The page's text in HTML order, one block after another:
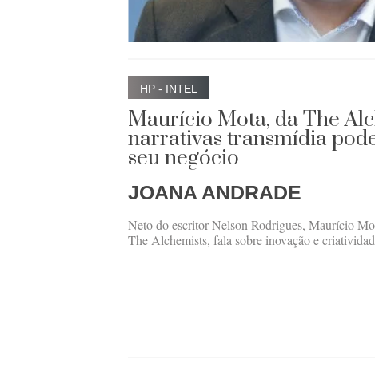
HP - INTEL
Maurício Mota, da The
narrativas transmídia
seu negócio
JOANA ANDRADE
Neto do escritor Nelson Rodrigues, Maurício
The Alchemists, fala sobre inovação e